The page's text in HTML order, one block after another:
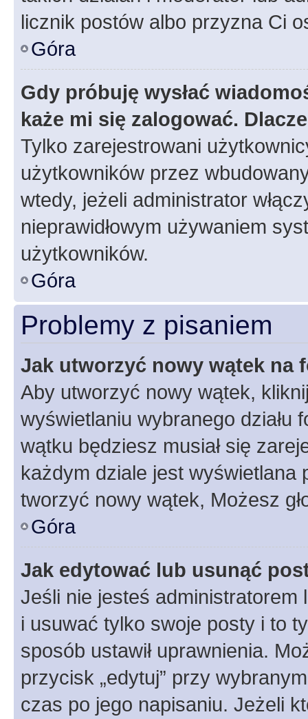
licznik postów albo przyzna Ci
Góra
Gdy próbuję wysłać
każe mi się zalogować.
Tylko zarejestrowani
użytkowników przez
wtedy, jeżeli administrator
nieprawidłowym używaniem
użytkowników.
Góra
Problemy z pisaniem
Jak utworzyć nowy wątek na
Aby utworzyć nowy wątek,
wyświetlaniu wybranego działu
wątku będziesz musiał się
każdym dziale jest wyświetlana
tworzyć nowy wątek, Możesz
Góra
Jak edytować lub usunąć
Jeśli nie jesteś
i usuwać tylko swoje posty i to
sposób ustawił uprawnienia.
przycisk „edytuj” przy
czas po jego napisaniu. Jeżeli